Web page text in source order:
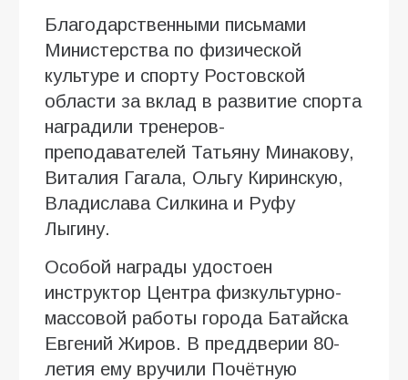
Благодарственными письмами
Министерства по физической
культуре и спорту Ростовской
области за вклад в развитие спорта
наградили тренеров-
преподавателей Татьяну Минакову,
Виталия Гагала, Ольгу Киринскую,
Владислава Силкина и Руфу
Лыгину.
Особой награды удостоен
инструктор Центра физкультурно-
массовой работы города Батайска
Евгений Жиров. В преддверии 80-
летия ему вручили Почётную